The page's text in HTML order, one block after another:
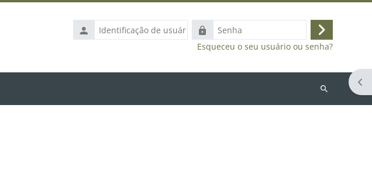
Identificação
de
Senha
Acessar
Esqueceu o seu usuário ou senha?
Buscar